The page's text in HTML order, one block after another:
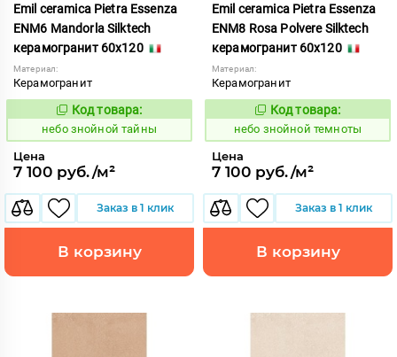
Emil ceramica Pietra Essenza
ENM6 Mandorla Silktech
керамогранит 60x120
Материал:
Керамогранит
1113476
Код товара:
небо знойной тайны
Цена
7 100 руб./м²
Заказ в 1 клик
В корзину
Emil ceramica Pietra Essenza
ENM8 Rosa Polvere Silktech
керамогранит 60x120
Материал:
Керамогранит
1113477
Код товара:
небо знойной темноты
Цена
7 100 руб./м²
Заказ в 1 клик
В корзину